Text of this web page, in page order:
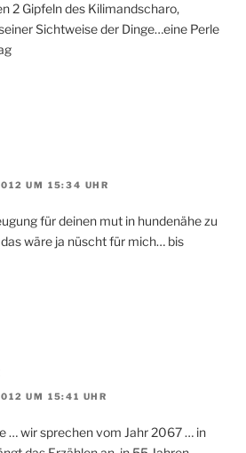
2 Gipfeln des Kilimandscharo,
Sichtweise der Dinge…eine Perle
UM 15:34 UHR
für deinen mut in hundenähe zu
wäre ja nüscht für mich… bis
UM 15:41 UHR
… wir sprechen vom Jahr 2067 … in